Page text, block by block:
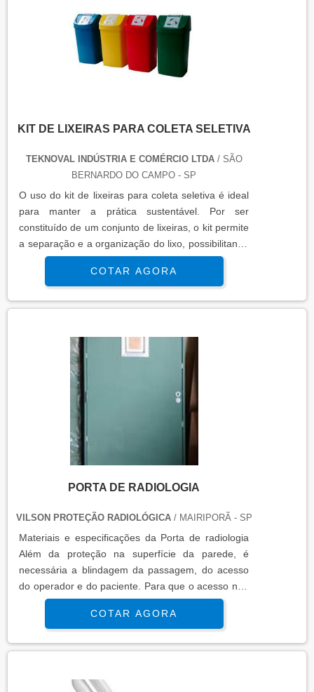
KIT DE LIXEIRAS PARA COLETA SELETIVA
TEKNOVAL INDÚSTRIA E COMÉRCIO LTDA/ SÃO
BERNARDO DO CAMPO - SP
O uso do kit de lixeiras para coleta seletiva é ideal
para manter a prática sustentável. Por ser
constituído de um conjunto de lixeiras, o kit permite
a separação e a organização do lixo, possibilitando
que o mesmo possa ser direcionado para
reciclagem ou descarte final. Confira maiores
informações entrando em contato com a
empresa!...
COTAR AGORA
PORTA DE RADIOLOGIA
VILSON PROTEÇÃO RADIOLÓGICA/ MAIRIPORÃ - SP
Materiais e especificações da Porta de radiologia
Além da proteção na superfície da parede, é
necessária a blindagem da passagem, do acesso
do operador e do paciente. Para que o acesso não
fique desprotegido, todas as passagens devem ser
fechadas e blindadas, por conta disso foi criada a
porta de radiologia, auxiliando o bloqueio da
passagem de qualquer tipo de radiação para o
COTAR AGORA